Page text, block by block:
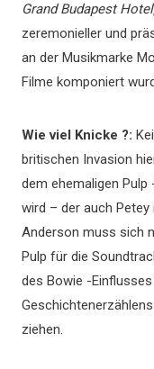
Grand Budapest Hotel
zeremonieller und
an der Musikmarke
Filme komponiert
Wie viel Knicke ?:
britischen Invasion
dem ehemaligen
wird – der auch Petey
Anderson muss sich
Pulp für die
des Bowie -
ziehen.